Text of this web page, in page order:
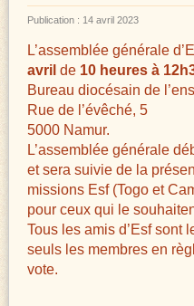
Publication : 14 avril 2023
L’assemblée générale
avril de 10 heures à
Bureau diocésain de
Rue de l’évêché, 5
5000 Namur.
L’assemblée générale
et sera suivie de la
missions Esf (Togo et
pour ceux qui le
Tous les amis d’Esf sont
seuls les membres en
vote.